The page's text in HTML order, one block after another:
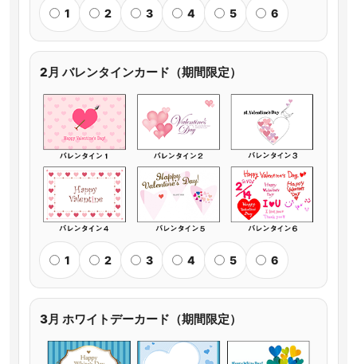
1 2 3 4 5 6
2月 バレンタインカード（期間限定）
1 2 3 4 5 6
3月 ホワイトデーカード（期間限定）